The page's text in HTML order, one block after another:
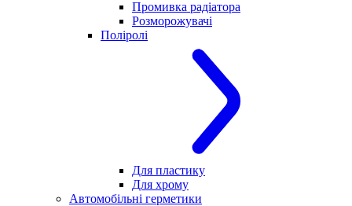
Промивка радіатора
Розморожувачі
Поліролі
Для пластику
Для хрому
Автомобільні герметики